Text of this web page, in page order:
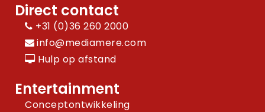
Direct contact
+31 (0)36 260 2000
info@mediamere.com
Hulp op afstand
Entertainment
Conceptontwikkeling